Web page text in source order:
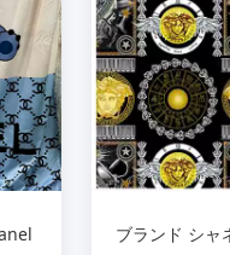
ブランド シャ